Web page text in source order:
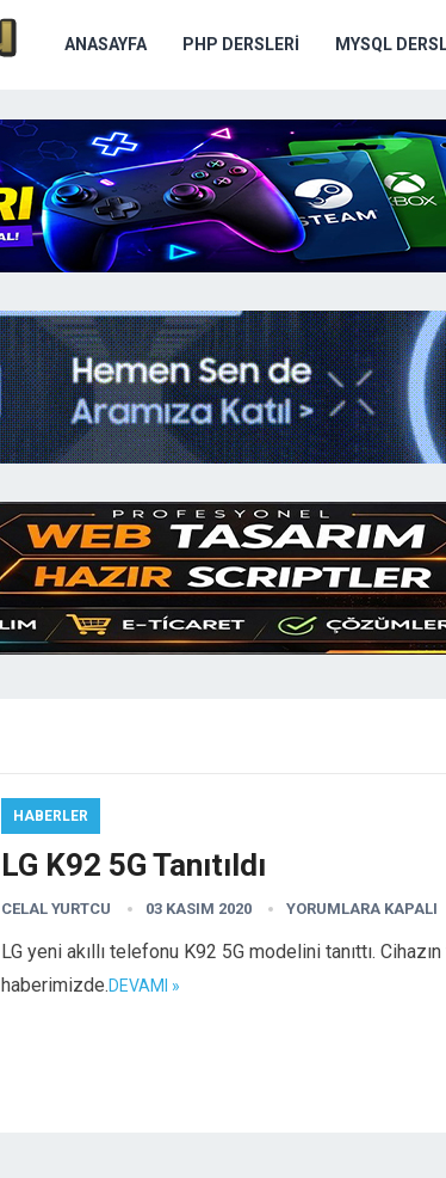
ANASAYFA PHP DERSLERI MYSQL
HABERLER
LG K92 5G Tanıtıldı
CELAL YURTCU 03 KASIM 2020 YORUMLARA KAPALI
LG yeni akıllı telefonu K92 5G modelini tanıttı.
haberimizde.DEVAMI »